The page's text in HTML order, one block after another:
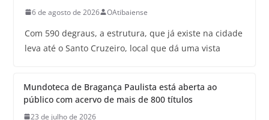
6 de agosto de 2026 OAtibaiense
Com 590 degraus, a estrutura, que já existe na cidade
leva até o Santo Cruzeiro, local que dá uma vista
Mundoteca de Bragança Paulista está aberta ao
público com acervo de mais de 800 títulos
23 de julho de 2026